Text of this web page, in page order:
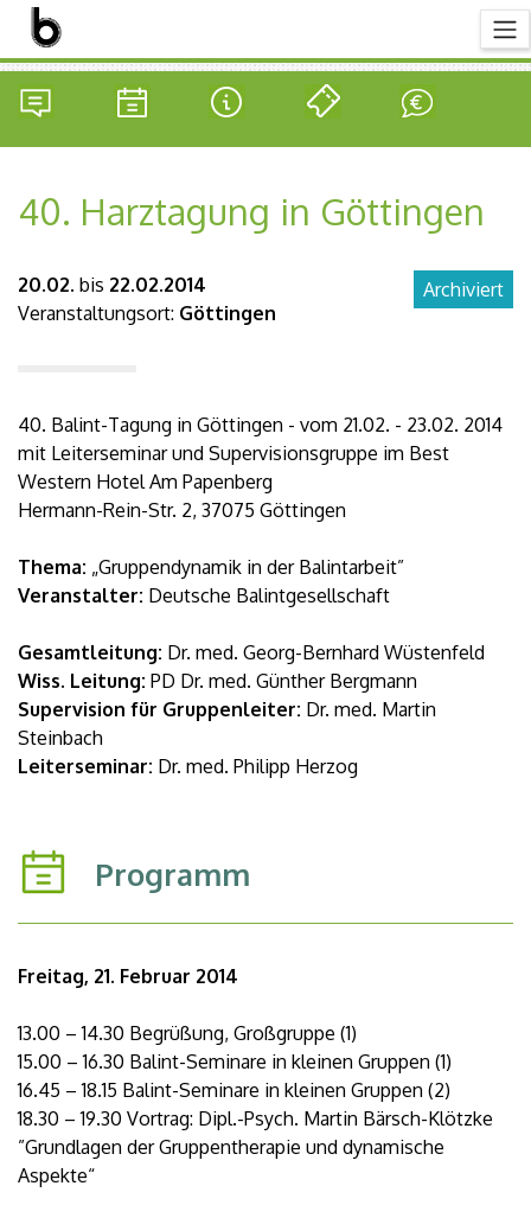
40. Harztagung in Göttingen
Archiviert
20.02. bis 22.02.2014
Veranstaltungsort: Göttingen
40. Balint-Tagung in Göttingen - vom 21.02. - 23.02. 2014
mit Leiterseminar und Supervisionsgruppe im Best
Western Hotel Am Papenberg
Hermann-Rein-Str. 2, 37075 Göttingen
Thema: „Gruppendynamik in der Balintarbeit”
Veranstalter: Deutsche Balintgesellschaft
Gesamtleitung: Dr. med. Georg-Bernhard Wüstenfeld
Wiss. Leitung: PD Dr. med. Günther Bergmann
Supervision für Gruppenleiter: Dr. med. Martin
Steinbach
Leiterseminar: Dr. med. Philipp Herzog
Programm
Freitag, 21. Februar 2014
13.00 – 14.30 Begrüßung, Großgruppe (1)
15.00 – 16.30 Balint-Seminare in kleinen Gruppen (1)
16.45 – 18.15 Balint-Seminare in kleinen Gruppen (2)
18.30 – 19.30 Vortrag: Dipl.-Psych. Martin Bärsch-Klötzke
”Grundlagen der Gruppentherapie und dynamische
Aspekte“